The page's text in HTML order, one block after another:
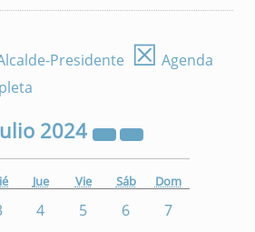
Presidente ☒ Agenda
2024
Jue Vie Sáb Dom
4 5 6
7